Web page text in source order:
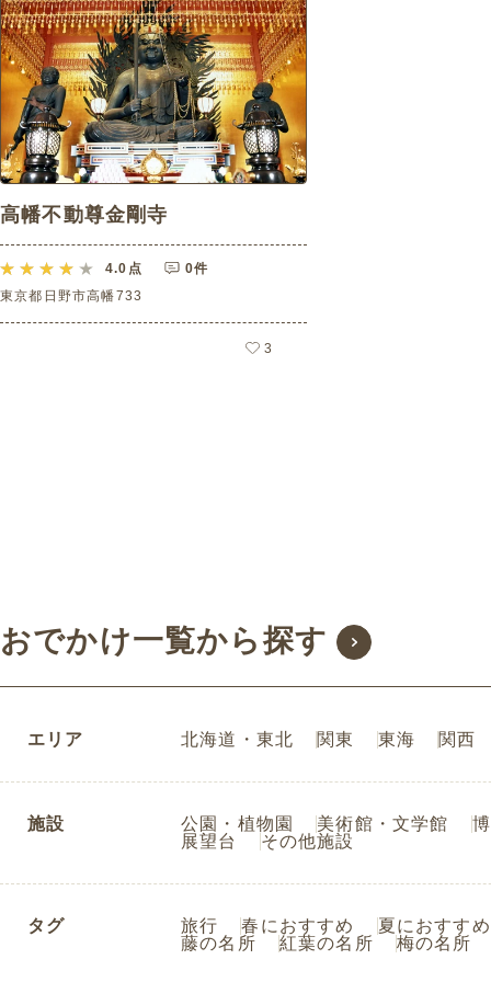
高幡不動尊金剛寺
4.0 点
0件
東京都日野市高幡733
3
おでかけ一覧から探す
エリア 北海道・東北 関東 東海 関西
施設 公園・植物園 美術館・文学館
展望台
その他施設
タグ 旅行 春におすすめ
夏におすすめ
藤の名所
紅葉の名所 梅の名所